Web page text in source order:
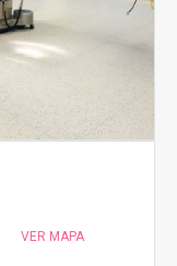
VER MAPA